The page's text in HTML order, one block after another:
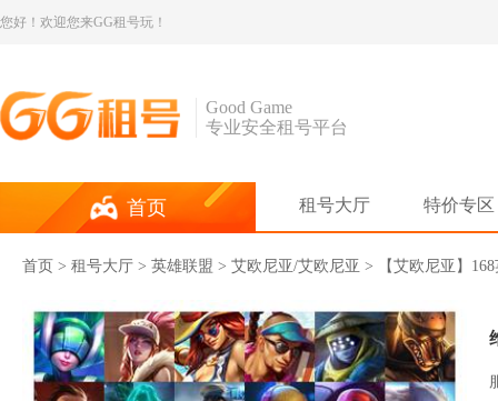
您好！欢迎您来GG租号玩！
Good Game
专业安全租号平台
首页 租号大厅 特价专区
首页 > 租号大厅 > 英雄联盟 > 艾欧尼亚/艾欧尼亚 > 【艾欧尼亚】